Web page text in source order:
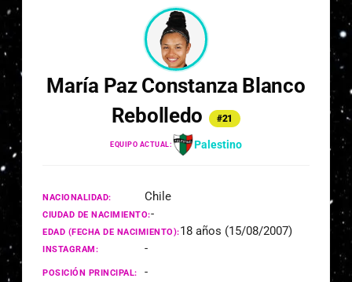
María Paz Constanza Blanco
Rebolledo
#21
EQUIPO ACTUAL: Palestino
NACIONALIDAD: Chile
CIUDAD DE NACIMIENTO:-
EDAD (FECHA DE NACIMIENTO):18 años (15/08/2007)
INSTAGRAM: -
POSICIÓN PRINCIPAL: -